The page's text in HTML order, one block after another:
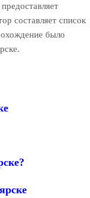
составляет список
было